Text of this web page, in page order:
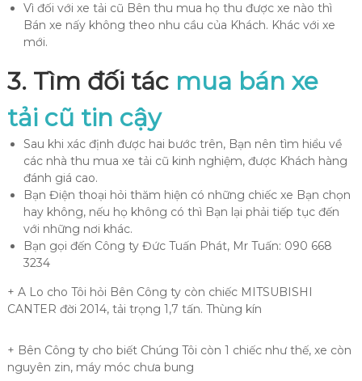
Vì đối với xe tải cũ Bên thu mua họ thu được xe nào thì
Bán xe nấy không theo nhu cầu của Khách. Khác với xe
mới.
3. Tìm đối tác mua bán xe
tải cũ tin cậy
Sau khi xác định được hai bước trên, Bạn nên tìm hiểu về
các nhà thu mua xe tải cũ kinh nghiệm, được Khách hàng
đánh giá cao.
Bạn Điện thoại hỏi thăm hiện có những chiếc xe Bạn chọn
hay không, nếu họ không có thì Bạn lại phải tiếp tục đến
với những nơi khác.
Bạn gọi đến Công ty Đức Tuấn Phát, Mr Tuấn: 090 668
3234
+ A Lo cho Tôi hỏi Bên Công ty còn chiếc MITSUBISHI
CANTER đời 2014, tải trọng 1,7 tấn. Thùng kín
+ Bên Công ty cho biết Chúng Tôi còn 1 chiếc như thế, xe còn
nguyên zin, máy móc chưa bung